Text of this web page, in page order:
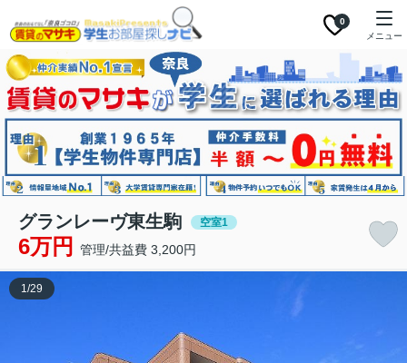
0
メニュー
グランレーヴ東生駒 空室1
6万円 管理/共益費 3,200円
1/29